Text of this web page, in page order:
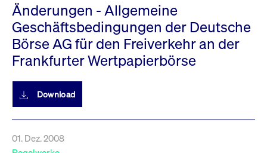
Änderungen - Allgemeine
Geschäftsbedingungen der Deutsche
Börse AG für den Freiverkehr an der
Frankfurter Wertpapierbörse
Download
01. Dez. 2008